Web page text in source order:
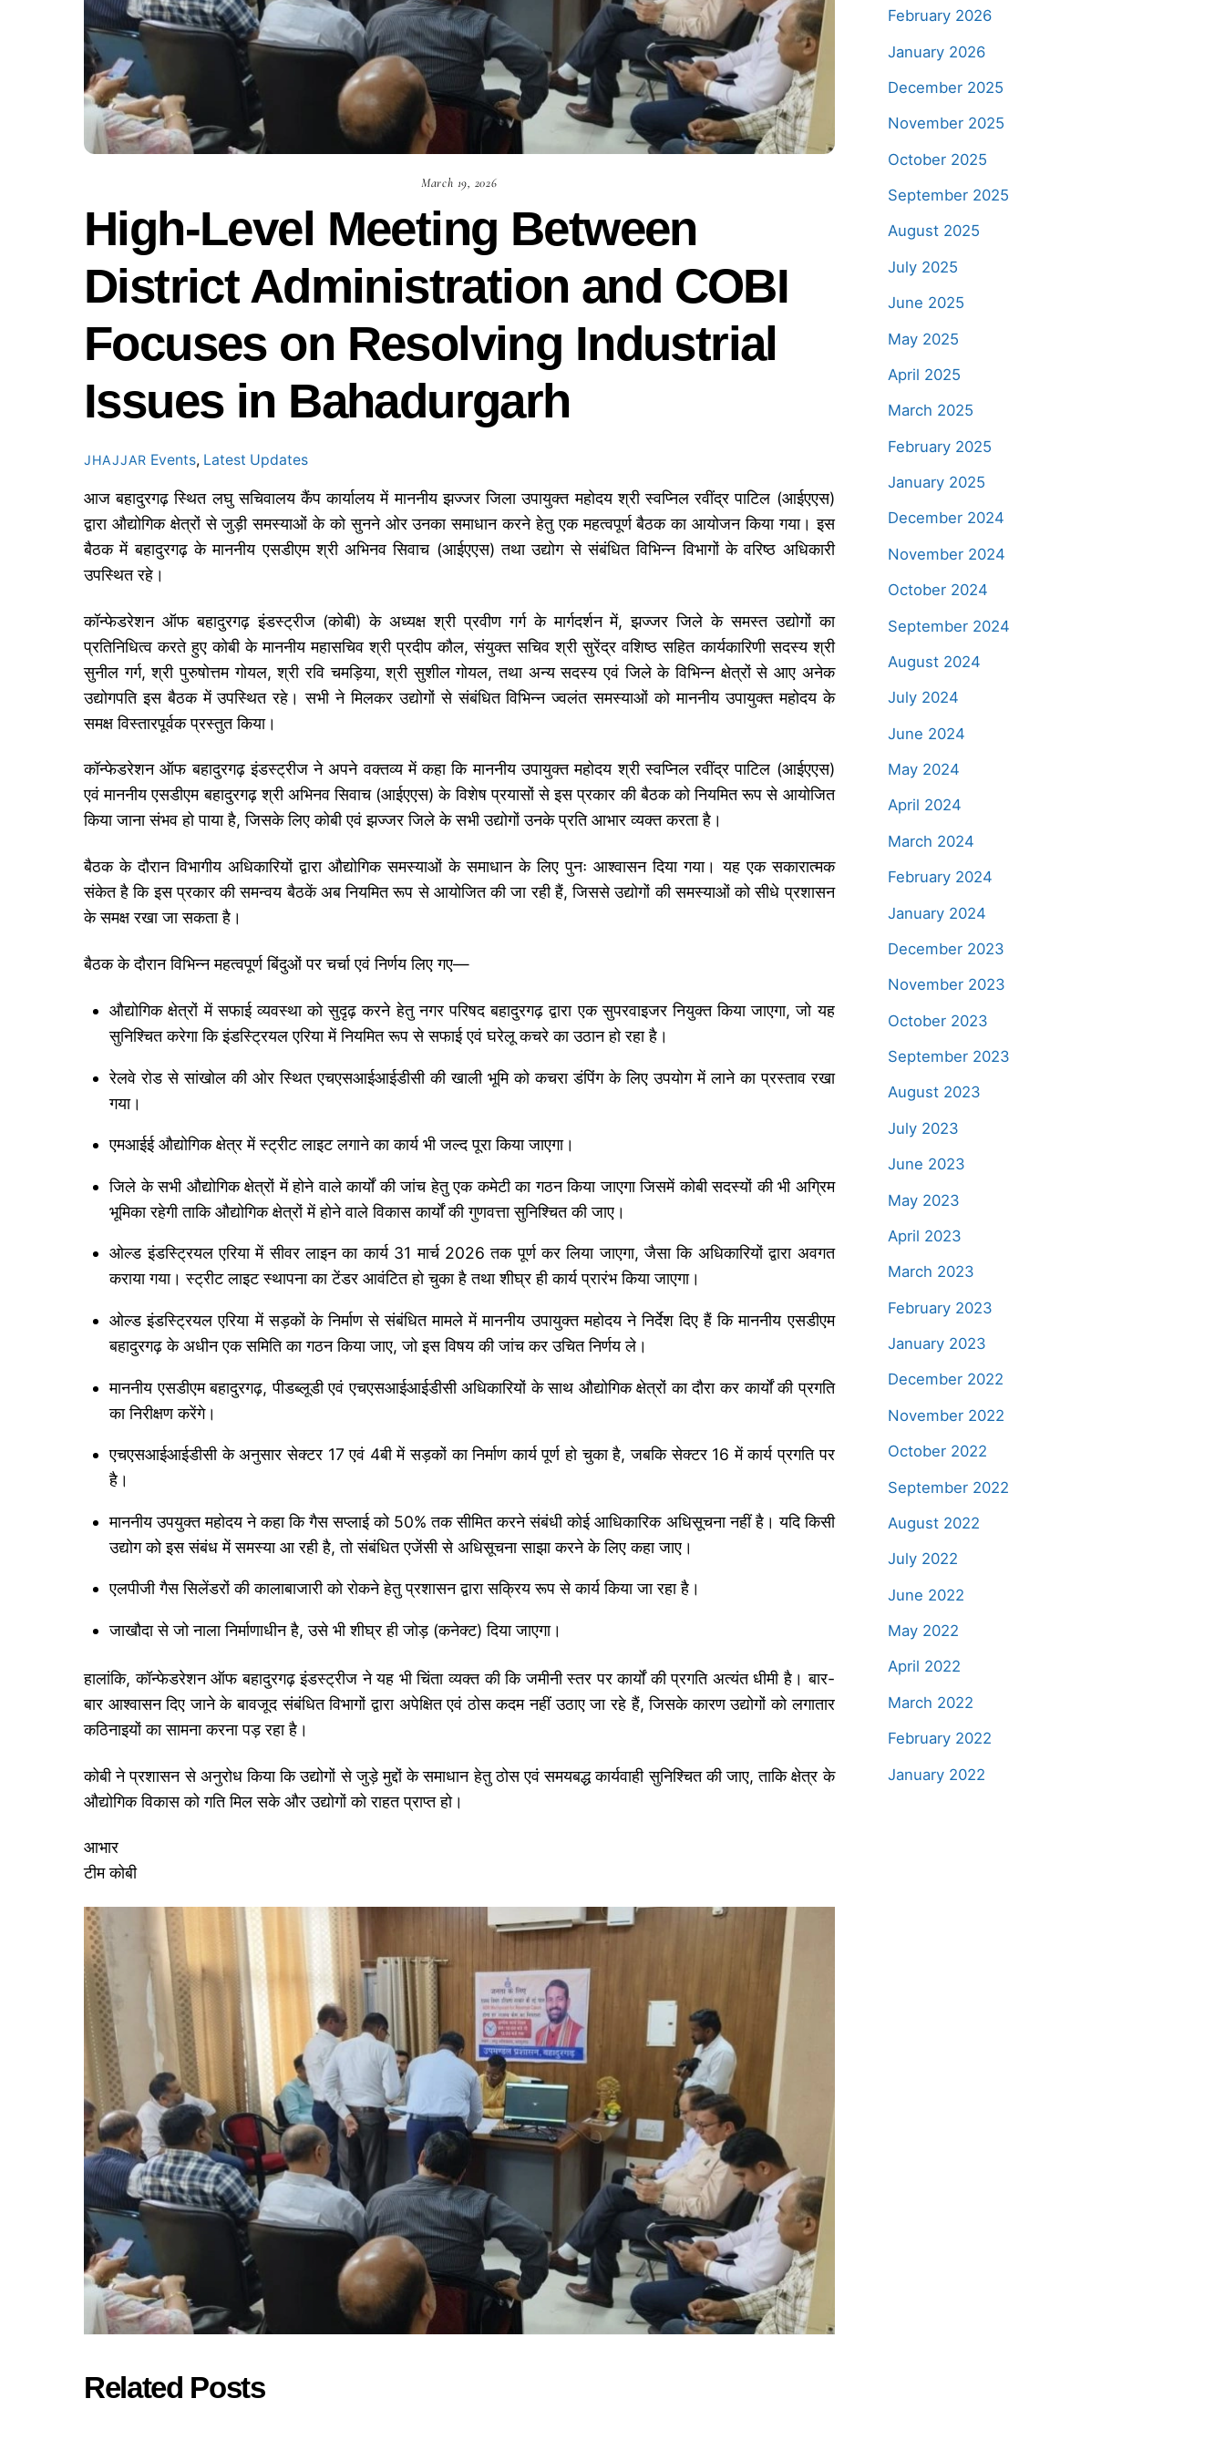
March 19, 2026
High-Level Meeting Between
District Administration and COBI
Focuses on Resolving Industrial
Issues in Bahadurgarh
JHAJJAR Events, Latest Updates
आज बहादुरगढ़ स्थित लघु सचिवालय कैंप कार्यालय में माननीय झज्जर जिला उपायुक्त महोदय श्री स्वप्निल रवींद्र पाटिल (आईएएस)
द्वारा औद्योगिक क्षेत्रों से जुड़ी समस्याओं के को सुनने ओर उनका समाधान करने हेतु एक महत्वपूर्ण बैठक का आयोजन किया गया। इस
बैठक में बहादुरगढ़ के माननीय एसडीएम श्री अभिनव सिवाच (आईएएस) तथा उद्योग से संबंधित विभिन्न विभागों के वरिष्ठ अधिकारी
उपस्थित रहे।
कॉन्फेडरेशन ऑफ बहादुरगढ़ इंडस्ट्रीज (कोबी) के अध्यक्ष श्री प्रवीण गर्ग के मार्गदर्शन में, झज्जर जिले के समस्त उद्योगों का
प्रतिनिधित्व करते हुए कोबी के माननीय महासचिव श्री प्रदीप कौल, संयुक्त सचिव श्री सुरेंद्र वशिष्ठ सहित कार्यकारिणी सदस्य श्री
सुनील गर्ग, श्री पुरुषोत्तम गोयल, श्री रवि चमड़िया, श्री सुशील गोयल, तथा अन्य सदस्य एवं जिले के विभिन्न क्षेत्रों से आए अनेक
उद्योगपति इस बैठक में उपस्थित रहे। सभी ने मिलकर उद्योगों से संबंधित विभिन्न ज्वलंत समस्याओं को माननीय उपायुक्त महोदय के
समक्ष विस्तारपूर्वक प्रस्तुत किया।
कॉन्फेडरेशन ऑफ बहादुरगढ़ इंडस्ट्रीज ने अपने वक्तव्य में कहा कि माननीय उपायुक्त महोदय श्री स्वप्निल रवींद्र पाटिल (आईएएस)
एवं माननीय एसडीएम बहादुरगढ़ श्री अभिनव सिवाच (आईएएस) के विशेष प्रयासों से इस प्रकार की बैठक को नियमित रूप से आयोजित
किया जाना संभव हो पाया है, जिसके लिए कोबी एवं झज्जर जिले के सभी उद्योगों उनके प्रति आभार व्यक्त करता है।
बैठक के दौरान विभागीय अधिकारियों द्वारा औद्योगिक समस्याओं के समाधान के लिए पुनः आश्वासन दिया गया। यह एक सकारात्मक
संकेत है कि इस प्रकार की समन्वय बैठकें अब नियमित रूप से आयोजित की जा रही हैं, जिससे उद्योगों की समस्याओं को सीधे प्रशासन
के समक्ष रखा जा सकता है।
बैठक के दौरान विभिन्न महत्वपूर्ण बिंदुओं पर चर्चा एवं निर्णय लिए गए—
औद्योगिक क्षेत्रों में सफाई व्यवस्था को सुदृढ़ करने हेतु नगर परिषद बहादुरगढ़ द्वारा एक सुपरवाइजर नियुक्त किया जाएगा, जो यह
सुनिश्चित करेगा कि इंडस्ट्रियल एरिया में नियमित रूप से सफाई एवं घरेलू कचरे का उठान हो रहा है।
रेलवे रोड से सांखोल की ओर स्थित एचएसआईआईडीसी की खाली भूमि को कचरा डंपिंग के लिए उपयोग में लाने का प्रस्ताव रखा
गया।
एमआईई औद्योगिक क्षेत्र में स्ट्रीट लाइट लगाने का कार्य भी जल्द पूरा किया जाएगा।
जिले के सभी औद्योगिक क्षेत्रों में होने वाले कार्यों की जांच हेतु एक कमेटी का गठन किया जाएगा जिसमें कोबी सदस्यों की भी अग्रिम
भूमिका रहेगी ताकि औद्योगिक क्षेत्रों में होने वाले विकास कार्यों की गुणवत्ता सुनिश्चित की जाए।
ओल्ड इंडस्ट्रियल एरिया में सीवर लाइन का कार्य 31 मार्च 2026 तक पूर्ण कर लिया जाएगा, जैसा कि अधिकारियों द्वारा अवगत
कराया गया। स्ट्रीट लाइट स्थापना का टेंडर आवंटित हो चुका है तथा शीघ्र ही कार्य प्रारंभ किया जाएगा।
ओल्ड इंडस्ट्रियल एरिया में सड़कों के निर्माण से संबंधित मामले में माननीय उपायुक्त महोदय ने निर्देश दिए हैं कि माननीय एसडीएम
बहादुरगढ़ के अधीन एक समिति का गठन किया जाए, जो इस विषय की जांच कर उचित निर्णय ले।
माननीय एसडीएम बहादुरगढ़, पीडब्लूडी एवं एचएसआईआईडीसी अधिकारियों के साथ औद्योगिक क्षेत्रों का दौरा कर कार्यों की प्रगति
का निरीक्षण करेंगे।
एचएसआईआईडीसी के अनुसार सेक्टर 17 एवं 4बी में सड़कों का निर्माण कार्य पूर्ण हो चुका है, जबकि सेक्टर 16 में कार्य प्रगति पर
है।
माननीय उपयुक्त महोदय ने कहा कि गैस सप्लाई को 50% तक सीमित करने संबंधी कोई आधिकारिक अधिसूचना नहीं है। यदि किसी
उद्योग को इस संबंध में समस्या आ रही है, तो संबंधित एजेंसी से अधिसूचना साझा करने के लिए कहा जाए।
एलपीजी गैस सिलेंडरों की कालाबाजारी को रोकने हेतु प्रशासन द्वारा सक्रिय रूप से कार्य किया जा रहा है।
जाखौदा से जो नाला निर्माणाधीन है, उसे भी शीघ्र ही जोड़ (कनेक्ट) दिया जाएगा।
हालांकि, कॉन्फेडरेशन ऑफ बहादुरगढ़ इंडस्ट्रीज ने यह भी चिंता व्यक्त की कि जमीनी स्तर पर कार्यों की प्रगति अत्यंत धीमी है। बार-
बार आश्वासन दिए जाने के बावजूद संबंधित विभागों द्वारा अपेक्षित एवं ठोस कदम नहीं उठाए जा रहे हैं, जिसके कारण उद्योगों को लगातार
कठिनाइयों का सामना करना पड़ रहा है।
कोबी ने प्रशासन से अनुरोध किया कि उद्योगों से जुड़े मुद्दों के समाधान हेतु ठोस एवं समयबद्ध कार्यवाही सुनिश्चित की जाए, ताकि क्षेत्र के
औद्योगिक विकास को गति मिल सके और उद्योगों को राहत प्राप्त हो।
आभार
टीम कोबी
Related Posts
February 2026
January 2026
December 2025
November 2025
October 2025
September 2025
August 2025
July 2025
June 2025
May 2025
April 2025
March 2025
February 2025
January 2025
December 2024
November 2024
October 2024
September 2024
August 2024
July 2024
June 2024
May 2024
April 2024
March 2024
February 2024
January 2024
December 2023
November 2023
October 2023
September 2023
August 2023
July 2023
June 2023
May 2023
April 2023
March 2023
February 2023
January 2023
December 2022
November 2022
October 2022
September 2022
August 2022
July 2022
June 2022
May 2022
April 2022
March 2022
February 2022
January 2022